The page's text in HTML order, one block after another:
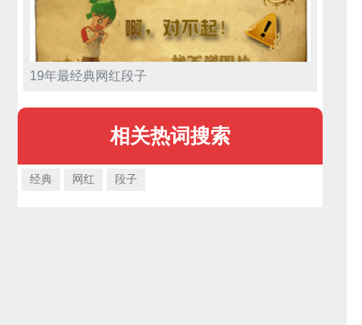
19年最经典网红段子
相关热词搜索
经典 网红 段子